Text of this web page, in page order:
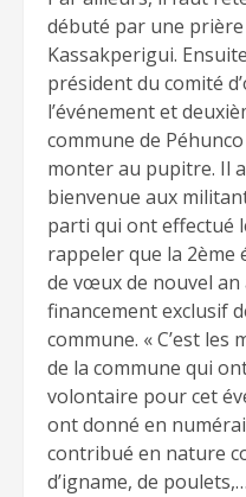
débuté par une
Kassakperigui.
président du comité
l’événement et
commune de
monter au pupitre. Il
bienvenue aux
parti qui ont effectué
rappeler que la
de vœux de nouvel an
financement exclusif
commune. « C’est
de la commune qui
volontaire pour cet
ont donné en
contribué en nature
d’igname, de